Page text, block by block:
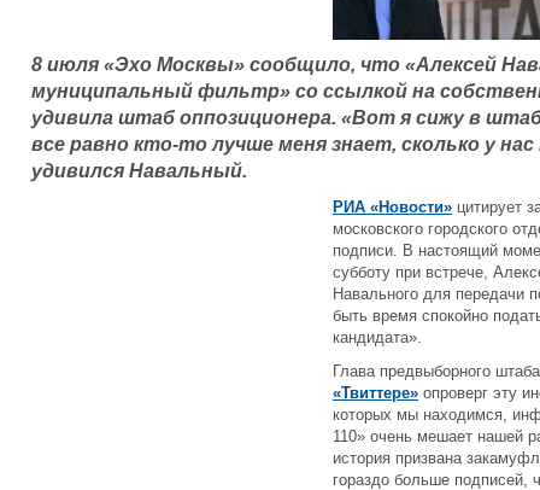
8 июля «Эхо Москвы» сообщило, что «Алексей
муниципальный фильтр» со ссылкой на
удивила штаб оппозиционера. «Вот я сижу в
все равно кто-то лучше меня знает, сколько у
удивился Навальный.
РИА «Новости» цитирует
московского городского
подписи. В настоящий
субботу при встрече,
Навального для передачи
быть время спокойно
кандидата».
Глава предвыборного
«Твиттере» опроверг эту
которых мы находимся,
110» очень мешает нашей
история призвана
гораздо больше